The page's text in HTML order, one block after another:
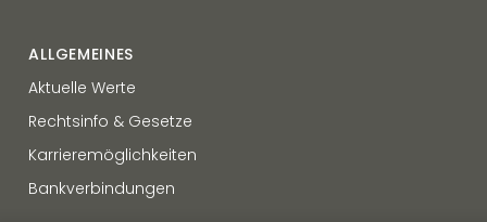
ALLGEMEINES
Aktuelle Werte
Rechtsinfo & Gesetze
Karrieremöglichkeiten
Bankverbindungen